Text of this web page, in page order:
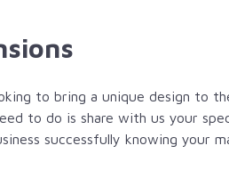
to bring a unique design to
to do is share with us your
successfully knowing your